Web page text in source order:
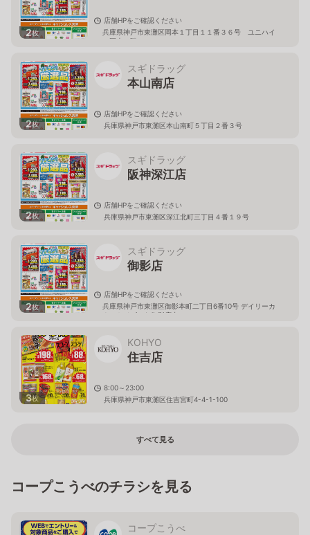
2枚
店舗HPをご確認ください
兵庫県神戸市東灘区岡本１丁目１１番３６号 ユニハイ
ム岡本１階
2枚
スギドラッグ
本山南店
店舗HPをご確認ください
兵庫県神戸市東灘区本山南町５丁目２番３号
2枚
スギドラッグ
阪神深江店
店舗HPをご確認ください
兵庫県神戸市東灘区深江北町三丁目４番１９号
2枚
スギドラッグ
御影店
店舗HPをご確認ください
兵庫県神戸市東灘区御影本町二丁目6番10号 デイリーカ
ナートイズミヤ御影店内
3枚
KOHYO
住吉店
8:00～23:00
兵庫県神戸市東灘区住吉宮町4-4-1-100
すべて見る
コープこうべのチラシを見る
コープこうべ